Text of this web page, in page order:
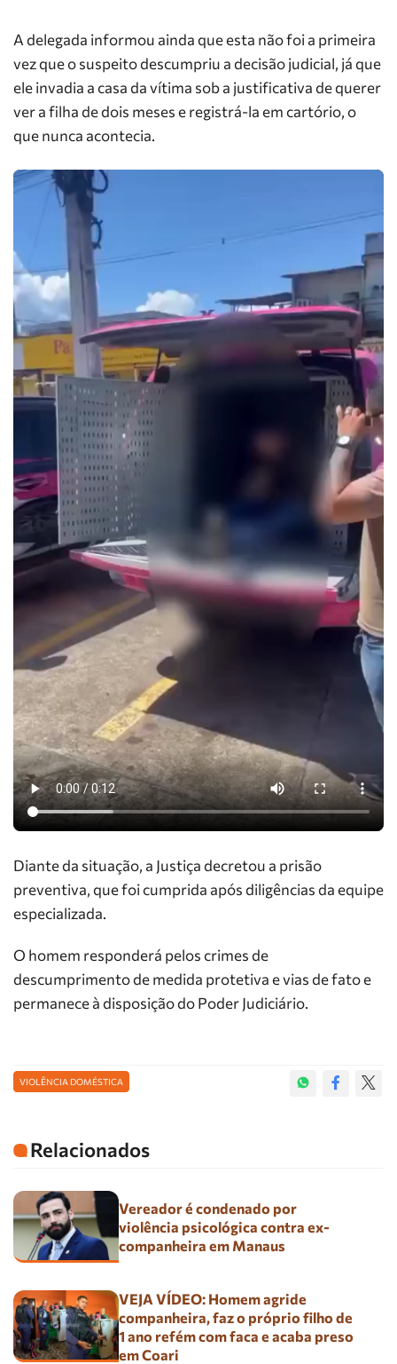
A delegada informou ainda que esta não foi a primeira
vez que o suspeito descumpriu a decisão judicial, já que
ele invadia a casa da vítima sob a justificativa de querer
ver a filha de dois meses e registrá-la em cartório, o
que nunca acontecia.
Diante da situação, a Justiça decretou a prisão
preventiva, que foi cumprida após diligências da equipe
especializada.
O homem responderá pelos crimes de
descumprimento de medida protetiva e vias de fato e
permanece à disposição do Poder Judiciário.
VIOLÊNCIA DOMÉSTICA
Relacionados
Vereador é condenado por
violência psicológica contra ex-
companheira em Manaus
VEJA VÍDEO: Homem agride
companheira, faz o próprio filho de
1 ano refém com faca e acaba preso
em Coari